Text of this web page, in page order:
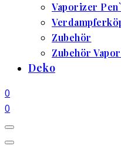
Vaporizer
Zubehör
Zubehör
Deko
0
0